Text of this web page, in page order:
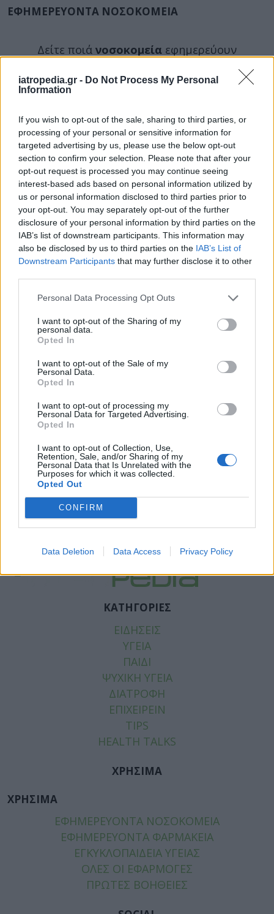
iatropedia.gr - Do Not Process My Personal
Information
If you wish to opt-out of the sale, sharing to third parties, or
processing of your personal or sensitive information for
targeted advertising by us, please use the below opt-out
section to confirm your selection. Please note that after your
opt-out request is processed you may continue seeing
interest-based ads based on personal information utilized by
us or personal information disclosed to third parties prior to
your opt-out. You may separately opt-out of the further
disclosure of your personal information by third parties on the
IAB’s list of downstream participants. This information may
also be disclosed by us to third parties on the IAB’s List of
Downstream Participants that may further disclose it to other
Personal Data Processing Opt Outs
I want to opt-out of the Sharing of my
personal data.
Opted In
I want to opt-out of the Sale of my
Personal Data.
Opted In
I want to opt-out of processing my
Personal Data for Targeted Advertising.
Opted In
I want to opt-out of Collection, Use,
Retention, Sale, and/or Sharing of my
Personal Data that Is Unrelated with the
Purposes for which it was collected.
Opted Out
CONFIRM
Data Deletion Data Access Privacy Policy
ΕΦΗΜΕΡΕΥΟΝΤΑ ΝΟΣΟΚΟΜΕΙΑ
Δείτε ποιά νοσοκομεία εφημερεύουν
ΚΑΤΗΓΟΡΙΕΣ
ΕΙΔΗΣΕΙΣ
ΥΓΕΙΑ
ΠΑΙΔΙ
ΨΥΧΙΚΗ ΥΓΕΙΑ
ΔΙΑΤΡΟΦΗ
ΕΠΙΧΕΙΡΕΙΝ
TIPS
HEALTH TALKS
ΧΡΗΣΙΜΑ
ΧΡΗΣΙΜΑ
ΕΦΗΜΕΡΕΥΟΝΤΑ ΝΟΣΟΚΟΜΕΙΑ
ΕΦΗΜΕΡΕΥΟΝΤΑ ΦΑΡΜΑΚΕΙΑ
ΕΓΚΥΚΛΟΠΑΙΔΕΙΑ ΥΓΕΙΑΣ
ΟΛΕΣ ΟΙ ΕΦΑΡΜΟΓΕΣ
ΠΡΩΤΕΣ ΒΟΗΘΕΙΕΣ